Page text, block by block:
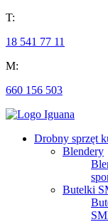
T:
18 541 77 11
M:
660 156 503
Drobny sprzęt
Blendery
Butelki